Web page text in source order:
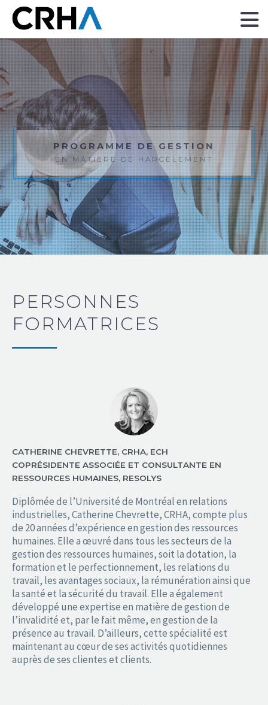
“
PROGRAMME DE GESTION
EN MATIÈRE DE HARCÈLEMENT
PERSONNES
FORMATRICES
CATHERINE CHEVRETTE, CRHA, ECH
COPRÉSIDENTE ASSOCIÉE ET CONSULTANTE EN
RESSOURCES HUMAINES, RESOLYS
Diplômée de l’Université de Montréal en relations
industrielles, Catherine Chevrette, CRHA, compte plus
de 20 années d’expérience en gestion des ressources
humaines. Elle a œuvré dans tous les secteurs de la
gestion des ressources humaines, soit la dotation, la
formation et le perfectionnement, les relations du
travail, les avantages sociaux, la rémunération ainsi que
la santé et la sécurité du travail. Elle a également
développé une expertise en matière de gestion de
l’invalidité et, par le fait même, en gestion de la
présence au travail. D’ailleurs, cette spécialité est
maintenant au cœur de ses activités quotidiennes
auprès de ses clientes et clients.